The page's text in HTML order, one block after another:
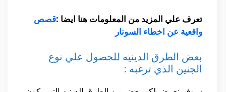
تعرف علي المزيد من المعلومات هنا ايضا :قصص
واقعية عن اخطاء السونار
بعض الطرق الدينيه للحصول علي نوع
الجنين الذي ترغبه :